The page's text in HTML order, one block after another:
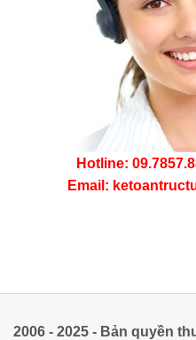
Hotline:
Email:
2006 - 2025 - Bản quyền